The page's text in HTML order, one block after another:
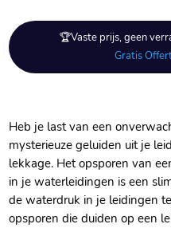
🏆Vaste prijs, geen
Gratis
Heb je last van een
mysterieuze geluiden uit je
lekkage.​ Het opsporen van
in je waterleidingen is een
de waterdruk in je leidingen
opsporen die duiden op een